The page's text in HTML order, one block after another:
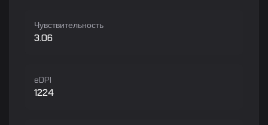
Чувствительность
3.06
eDPI
1224